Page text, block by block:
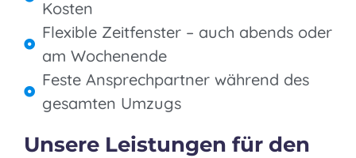
Kosten
Flexible Zeitfenster – auch abends oder
am Wochenende
Feste Ansprechpartner während des
gesamten Umzugs
Unsere Leistungen für den